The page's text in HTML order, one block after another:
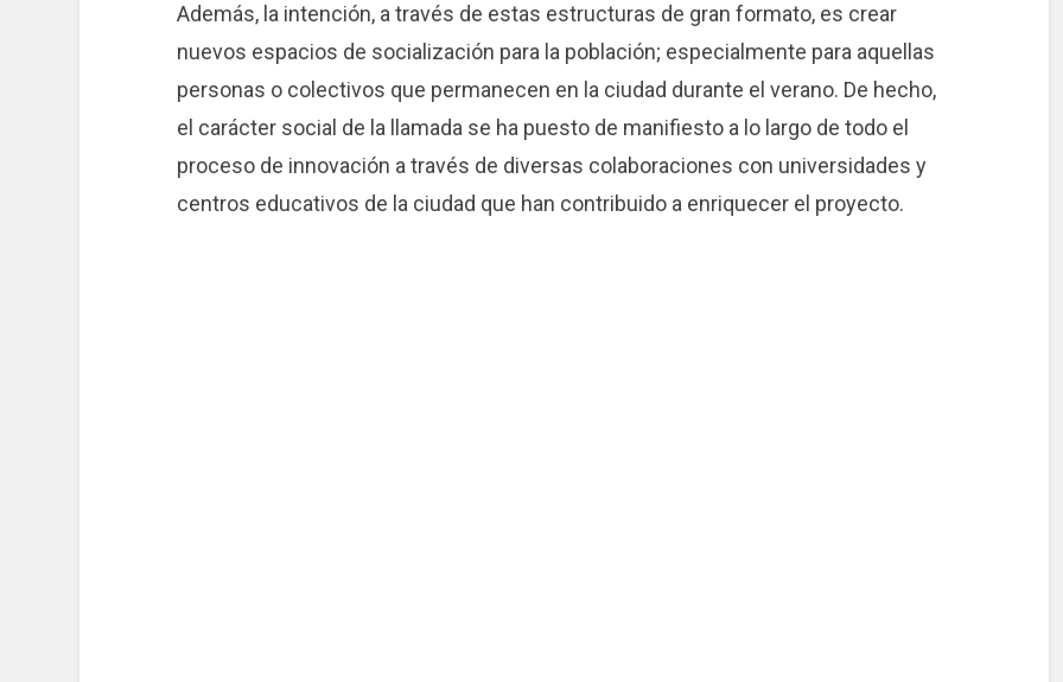
Además, la intención, a través de estas estructuras de gran formato, es crear
nuevos espacios de socialización para la población; especialmente para aquellas
personas o colectivos que permanecen en la ciudad durante el verano. De hecho,
el carácter social de la llamada se ha puesto de manifiesto a lo largo de todo el
proceso de innovación a través de diversas colaboraciones con universidades y
centros educativos de la ciudad que han contribuido a enriquecer el proyecto.